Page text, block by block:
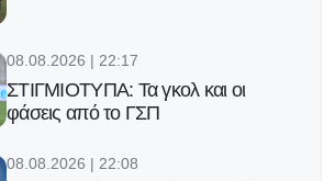
08.08.2026 | 22:17
ΣΤΙΓΜΙΟΤΥΠΑ: Τα γκολ και οι
φάσεις από το ΓΣΠ
08.08.2026 | 22:08